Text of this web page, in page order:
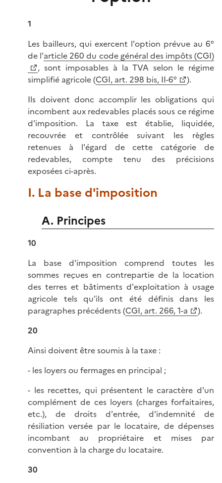
1
Les bailleurs, qui exercent l'option prévue au 6°
de l'article 260 du code général des impôts (CGI)
, sont imposables à la TVA selon le régime
simplifié agricole (CGI, art. 298 bis, II-6°
).
Ils doivent donc accomplir les obligations qui
incombent aux redevables placés sous ce régime
d'imposition. La taxe est établie, liquidée,
recouvrée et contrôlée suivant les règles
retenues à l'égard de cette catégorie de
redevables, compte tenu des précisions
exposées ci-après.
I. La base d'imposition
A. Principes
10
La base d'imposition comprend toutes les
sommes reçues en contrepartie de la location
des terres et bâtiments d'exploitation à usage
agricole tels qu'ils ont été définis dans les
paragraphes précédents (CGI, art. 266, 1-a
).
20
Ainsi doivent être soumis à la taxe :
- les loyers ou fermages en principal ;
- les recettes, qui présentent le caractère d'un
complément de ces loyers (charges forfaitaires,
etc.), de droits d'entrée, d'indemnité de
résiliation versée par le locataire, de dépenses
incombant au propriétaire et mises par
convention à la charge du locataire.
30